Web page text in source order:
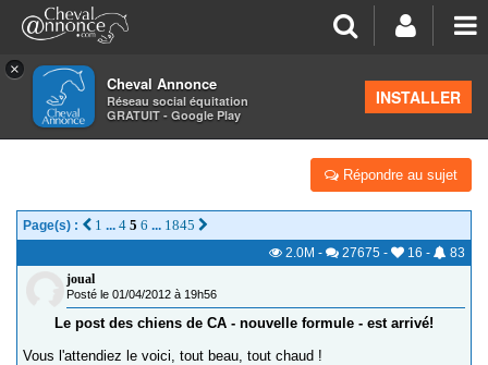
×
Cheval Annonce
Réseau social équitation
GRATUIT - Google Play
INSTALLER
>Salon de thé
POST DES CHIENS DE CA
Répondre au sujet
Page(s) : 1 ... 4 5 6 ... 1845
2.0M - 27675 - 16 -
83
joual
Posté le 01/04/2012 à 19h56
Le post des chiens de CA - nouvelle formule - est arrivé!
Vous l'attendiez le voici, tout beau, tout chaud !